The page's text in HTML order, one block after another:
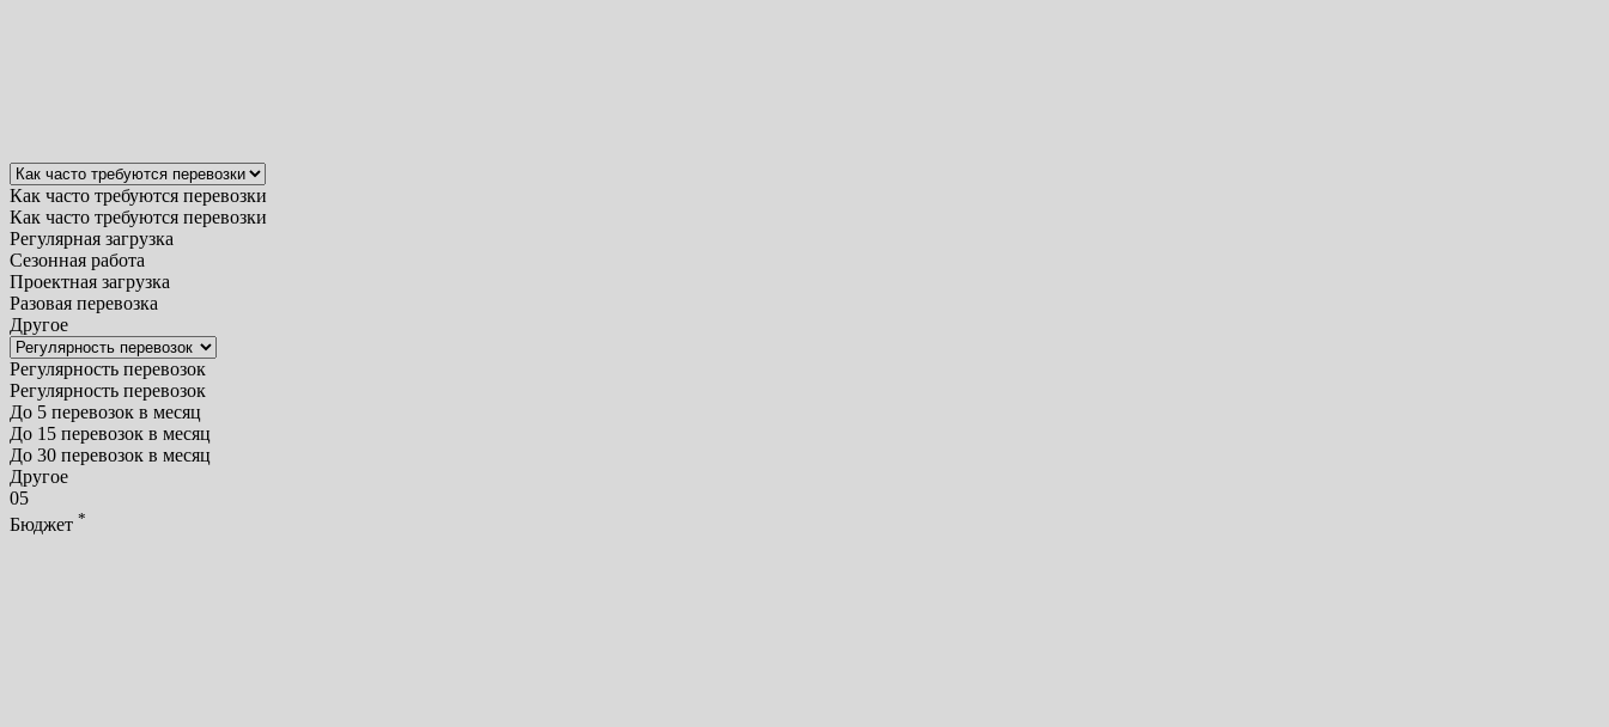
Как часто требуются перевозки
Как часто требуются перевозки
Регулярная загрузка
Сезонная работа
Проектная загрузка
Разовая перевозка
Другое
Регулярность перевозок
Регулярность перевозок
До 5 перевозок в месяц
До 15 перевозок в месяц
До 30 перевозок в месяц
Другое
05
Бюджет *